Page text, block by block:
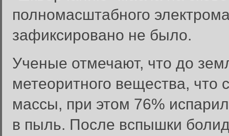
полномасштабного
зафиксировано не было.
Ученые отмечают, что до
метеоритного вещества, что
массы, при этом 76%
в пыль. После вспышки